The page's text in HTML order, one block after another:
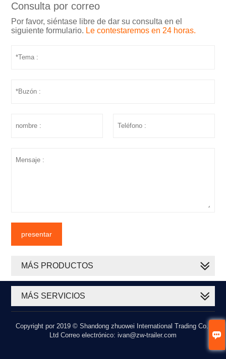

Consulta por correo
Por favor, siéntase libre de dar su consulta en el
siguiente formulario. Le contestaremos en 24 horas.
presentar
MÁS PRODUCTOS
MÁS SERVICIOS
Copyright por 2019 © Shandong zhuowei International Trading Co.,
Ltd Correo electrónico: ivan@zw-trailer.com